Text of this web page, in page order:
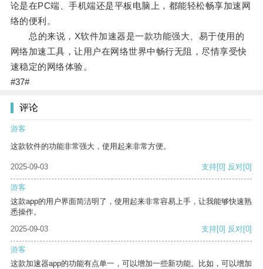
论是在PC端、手机端还是平板电脑上，都能轻松畅享加速网
络的便利。
总的来说，X软件加速器是一款功能强大、易于使用的
网络加速工具，让用户在网络世界中畅行无阻，尽情享受快
速稳定的网络体验。
#37#
评论
游客
这款软件的功能非常强大，使用起来非常方便。
2025-09-03 支持[0] 反对[0]
游客
这款app的用户界面简洁明了，使用起来非常容易上手，让我能够快速熟
悉操作。
2025-09-03
支持[0] 反对[0]
游客
这款加速器app的功能有点单一，可以增加一些新功能。比如，可以增加